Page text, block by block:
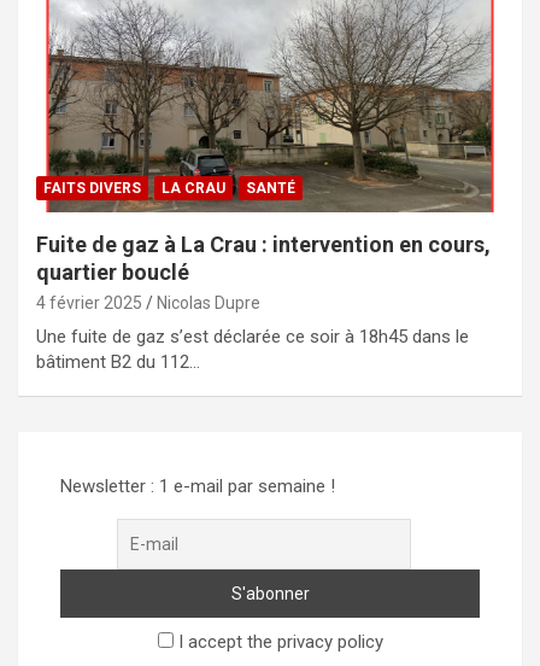
FAITS DIVERS LA CRAU SANTÉ
Fuite de gaz à La Crau : intervention en cours,
quartier bouclé
4 février 2025 Nicolas Dupre
Une fuite de gaz s’est déclarée ce soir à 18h45 dans le
bâtiment B2 du 112…
Newsletter : 1 e-mail par semaine !
I accept the privacy policy